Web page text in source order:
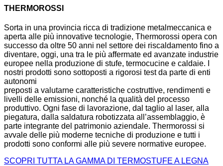
THERMOROSSI
Sorta in una provincia ricca di tradizione metalmeccanica e
aperta alle più innovative tecnologie, Thermorossi opera con
successo da oltre 50 anni nel settore dei riscaldamento fino a
diventare, oggi, una tra le più affermate ed avanzate industrie
europee nella produzione di stufe, termocucine e caldaie. I
nostri prodotti sono sottoposti a rigorosi test da parte di enti
autonomi
preposti a valutarne caratteristiche costruttive, rendimenti e
livelli delle emissioni, nonché la qualità del processo
produttivo. Ogni fase di lavorazione, dal taglio al laser, alla
piegatura, dalla saldatura robotizzata all’assemblaggio, è
parte integrante del patrimonio aziendale. Thermorossi si
avvale delle più moderne tecniche di produzione e tutti i
prodotti sono conformi alle più severe normative europee.
SCOPRI TUTTA LA GAMMA DI TERMOSTUFE A LEGNA